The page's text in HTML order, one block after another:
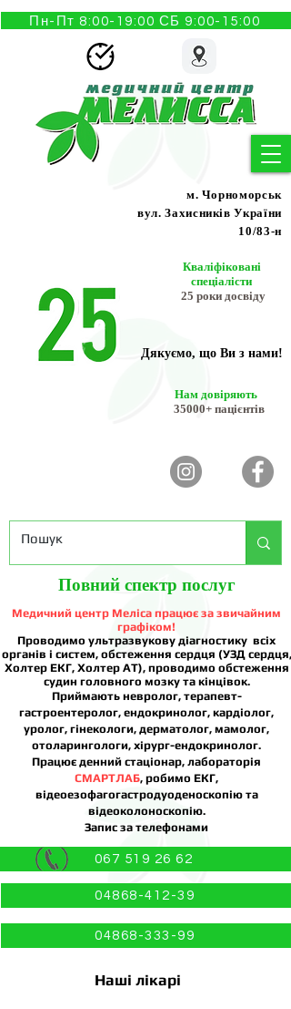
Пн-Пт 8:00-19:00 СБ 9:00-15:00
м. Чорноморськ
вул. Захисників України
10/83-н
Кваліфіковані
спеціалісти
25 роки досвіду
Нам довіряють
35000+ пацієнтів
Повний спектр послуг
Дякуємо, що Ви з нами!
Медичний центр Меліса працює за звичайним
графіком!
Проводимо ультразвукову діагностику всіх
органів і систем, обстеження сердця (УЗД сердця,
Холтер ЕКГ, Холтер АТ), проводимо обстеження
судин головного мозку та кінцівок.
Приймають невролог, терапевт-
гастроентеролог, ендокринолог, кардіолог,
уролог, гінекологи, дерматолог, мамолог,
отоларингологи, хірург-ендокринолог.
Працює денний стаціонар, лабораторія
СМАРТЛАБ, робимо ЕКГ,
відеоезофагогастродуоденоскопію та
відеоколоноскопію.
Запис за телефонами
067 519 26 62
04868-412-39
04868-333-99
Наші лікарі